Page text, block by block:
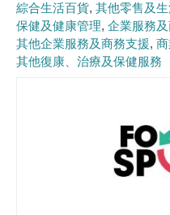
綜合生活百貨 其他零售及
保健及健康管理 企業服務
其他企業服務及商務支援
其他復康、治療及保健服務